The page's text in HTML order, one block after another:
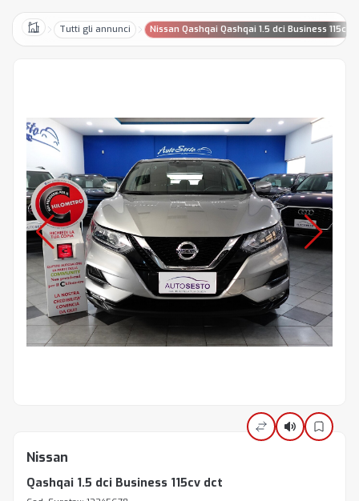
HomeTutti gli annunci Nissan Qashqai Qashqai 1.5 dci Business 115cv
Nissan
Qashqai 1.5 dci Business 115cv dct